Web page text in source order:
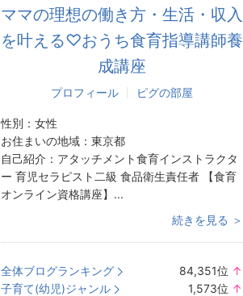
ママの理想の働き方・生活・収入
を叶える♡おうち食育指導講師養
成講座
プロフィール ピグの部屋
性別： 女性
お住まいの地域： 東京都
自己紹介： アタッチメント食育インストラクタ
ー 育児セラピスト二級 食品衛生責任者 【食育
オンライン資格講座】...
続きを見る ＞
全体ブログランキング 84,351位 ↑
子育て(幼児)ジャンル 1,573位 ↑